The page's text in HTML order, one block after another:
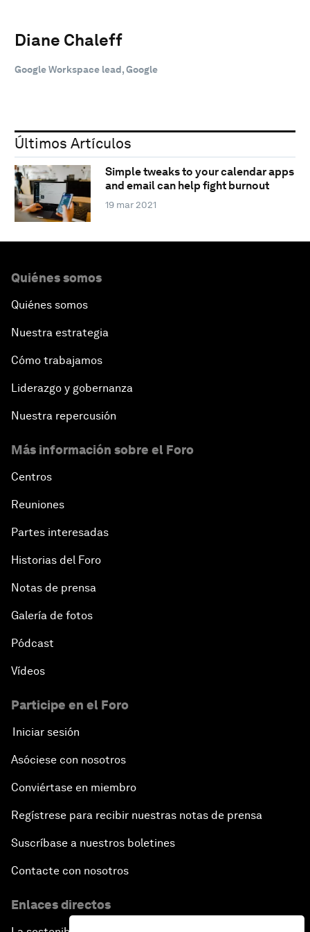
Diane Chaleff
Google Workspace lead, Google
Últimos Artículos
Simple tweaks to your calendar apps
and email can help fight burnout
19 mar 2021
Quiénes somos
Quiénes somos
Nuestra estrategia
Cómo trabajamos
Liderazgo y gobernanza
Nuestra repercusión
Más información sobre el Foro
Centros
Reuniones
Partes interesadas
Historias del Foro
Notas de prensa
Galería de fotos
Pódcast
Vídeos
Participe en el Foro
Iniciar sesión
Asóciese con nosotros
Conviértase en miembro
Regístrese para recibir nuestras notas de prensa
Suscríbase a nuestros boletines
Contacte con nosotros
Enlaces directos